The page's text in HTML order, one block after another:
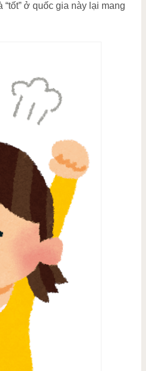
ở quốc gia này lại mang